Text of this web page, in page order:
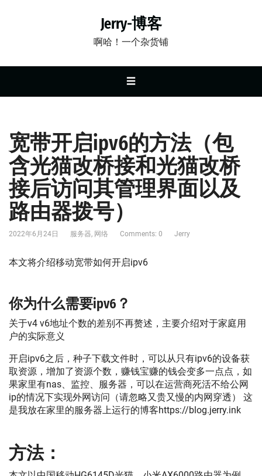
Jerry-博客
啊哈！一个杂货铺
☰
宽带开启ipv6的方法（包
含光猫改桥接和光猫改桥
接后访问其管理界面以及
路由器拨号）
2022年6月24日 服务器, 网络 Comments: 0 Jerry
本文将介绍移动宽带如何开启ipv6
你为什么需要ipv6？
关于v4 v6地址个数的差别不再赘述，主要介绍对于家庭用
户的实际意义
开启ipv6之后，种子下载文件时，可以从只有ipv6的设备获
取资源，增加了资源个数，赚钱宝赚的钱会变多一点点，如
果家里有nas、监控、服务器，可以在运营商死活不给公网
ip的情况下实现外网访问（请忽略又贵又慢的内网穿透） 这
是我放在家里的服务器上运行的博客https://blog.jerry.ink
方法：